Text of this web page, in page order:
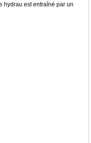
hydrau est entraîné par un